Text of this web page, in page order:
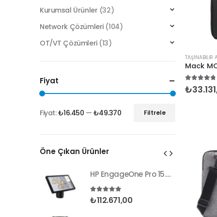
TAŞINABILIR
4.675
₺
Kurumsal Ürünler (32)
Network Çözümleri (104)
OT/VT Çözümleri (13)
Fiyat
En
düşük
fiyat
En
yüksek
fiyat
Filtrele
Fiyat:₺16.450 — ₺49.370
Öne Çıkan Ürünler
HP EngageOne Pro 15.6"-i5 14500-16G-256SSD-OST W11
5.005 üzerinden
₺112.671,00